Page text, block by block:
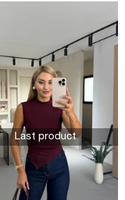
Last product